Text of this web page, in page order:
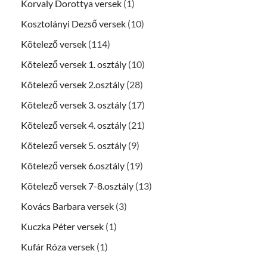
Korvaly Dorottya versek (1)
Kosztolányi Dezső versek (10)
Kötelező versek (114)
Kötelező versek 1. osztály (10)
Kötelező versek 2.osztály (28)
Kötelező versek 3. osztály (17)
Kötelező versek 4. osztály (21)
Kötelező versek 5. osztály (9)
Kötelező versek 6.osztály (19)
Kötelező versek 7-8.osztály (13)
Kovács Barbara versek (3)
Kuczka Péter versek (1)
Kufár Róza versek (1)